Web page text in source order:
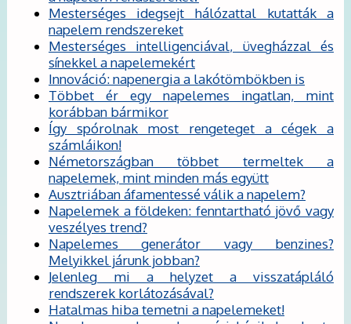
Mesterséges idegsejt hálózattal kutatták a
napelem rendszereket
Mesterséges intelligenciával, üvegházzal és
sínekkel a napelemekért
Innováció: napenergia a lakótömbökben is
Többet ér egy napelemes ingatlan, mint
korábban bármikor
Így spórolnak most rengeteget a cégek a
számláikon!
Németországban többet termeltek a
napelemek, mint minden más együtt
Ausztriában áfamentessé válik a napelem?
Napelemek a földeken: fenntartható jövő vagy
veszélyes trend?
Napelemes generátor vagy benzines?
Melyikkel járunk jobban?
Jelenleg mi a helyzet a visszatápláló
rendszerek korlátozásával?
Hatalmas hiba temetni a napelemeket!